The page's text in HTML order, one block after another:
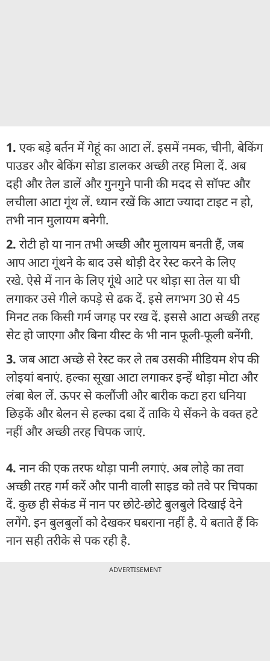
1. एक बड़े बर्तन में गेहूं का आटा लें. इसमें नमक, चीनी, बेकिंग
पाउडर और बेकिंग सोडा डालकर अच्छी तरह मिला दें. अब
दही और तेल डालें और गुनगुने पानी की मदद से सॉफ्ट और
लचीला आटा गूंथ लें. ध्यान रखें कि आटा ज्यादा टाइट न हो,
तभी नान मुलायम बनेगी.
2. रोटी हो या नान तभी अच्छी और मुलायम बनती हैं, जब
आप आटा गूंथने के बाद उसे थोड़ी देर रेस्ट करने के लिए
रखे. ऐसे में नान के लिए गूंथेआटे पर थोड़ा सा तेल या घी
लगाकर उसे गीले कपड़े से ढक दें. इसे लगभग 30 से 45
मिनट तक किसी गर्म जगह पर रख दें. इससे आटा अच्छी तरह
सेट हो जाएगा और बिना यीस्ट के भी नान फूली-फूली बनेंगी.
3. जब आटा अच्छे से रेस्ट कर ले तब उसकी मीडियम शेप की
लोइयां बनाएं. हल्का सूखा आटा लगाकर इन्हें थोड़ा मोटा और
लंबा बेल लें. ऊपर से कलौंजी और बारीक कटा हरा धनिया
छिड़कें और बेलन से हल्का दबा दें ताकि ये सेंकने के वक्त हटे
नहीं और अच्छी तरह चिपक जाएं.
4. नान की एक तरफ थोड़ा पानी लगाएं. अब लोहे का तवा
अच्छी तरह गर्म करें और पानी वाली साइड को तवे पर चिपका
दें. कुछ ही सेकंड में नान पर छोटे-छोटे बुलबुले दिखाई देने
लगेंगे. इन बुलबुलों को देखकर घबराना नहीं है. ये बताते हैं कि
नान सही तरीके से पक रही है.
ADVERTISEMENT